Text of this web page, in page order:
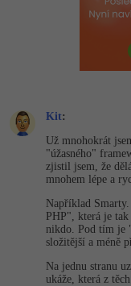
HTML5,
SQL a
UML a
React
Spring
JavaScript
HTML /
UML a
MySQL/
MS-SQL
Vývojář
Tester
Grafik /
3D grafik
Python -
JavaScript
Swift -80%
Kotlin -80%
C -80%
VB.NET
Digitální
Marketing
UX
Business
Adobe
Adobe XD
Adobe
Adobe
Blender -
Kit:
Už mnohokrát
"úžasného"
zjistil jsem, že
mnohem lépe a
Například
PHP", která je tak
nikdo. Pod tím je
složitější a méně
Na jednu stranu
ukáže, která z